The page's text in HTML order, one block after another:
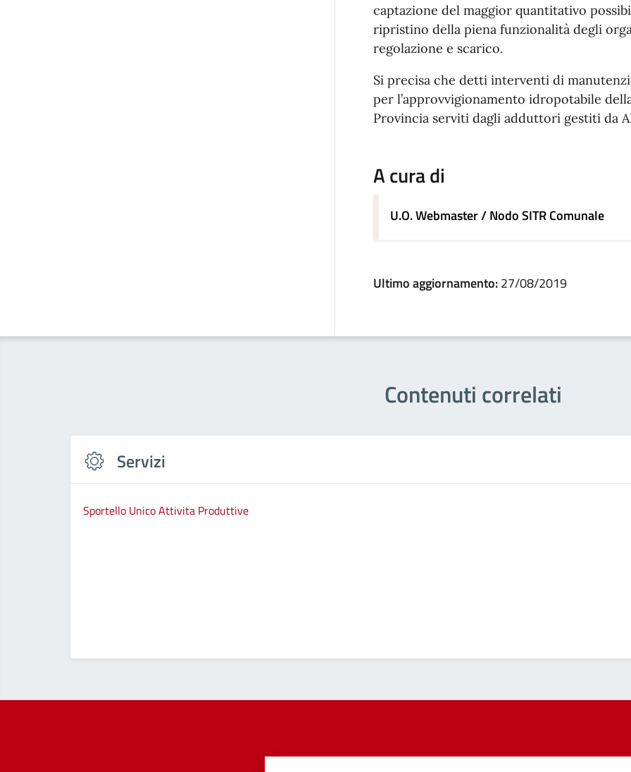
captazione del maggior quantitativo
ripristino della piena funzionalità degli
regolazione e scarico.
Si precisa che detti interventi di
per l’approvvigionamento idropotabile
Provincia serviti dagli adduttori gestiti da
A cura di
U.O. Webmaster / Nodo SITR Comunale
Ultimo aggiornamento:27/08/2019
Contenuti correlati
Servizi
Sportello Unico Attivita Produttive